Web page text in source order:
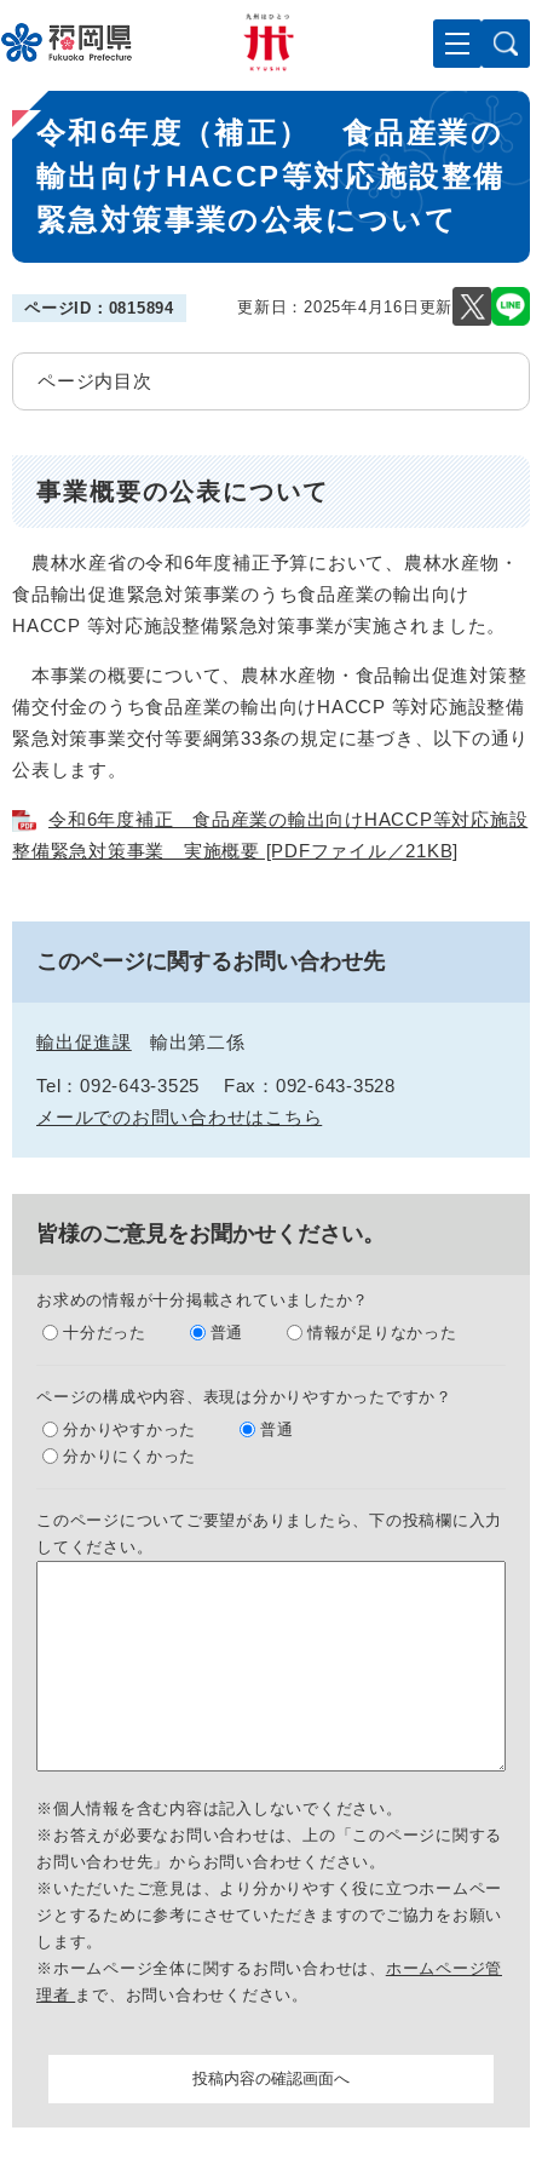
ー
ジ
先
頭
メニューを飛ばして本文へ
本
文
令和6年度（補正） 食品産業の
輸出向けHACCP等対応施設整備
緊急対策事業の公表について
ページID：0815894 更新日：2025年4月16日更新
ページ内目次
事業概要の公表について
農林水産省の令和6年度補正予算において、農林水産物・
食品輸出促進緊急対策事業のうち食品産業の輸出向け
HACCP 等対応施設整備緊急対策事業が実施されました。
本事業の概要について、農林水産物・食品輸出促進対策整
備交付金のうち食品産業の輸出向けHACCP 等対応施設整備
緊急対策事業交付等要綱第33条の規定に基づき、以下の通り
公表します。
令和6年度補正 食品産業の輸出向けHACCP等対応施設
整備緊急対策事業 実施概要 [PDFファイル／21KB]
このページに関するお問い合わせ先
輸出促進課 輸出第二係
Tel：092-643-3525
Fax：092-643-3528
メールでのお問い合わせはこちら
皆様のご意見をお聞かせください。
お求めの情報が十分掲載されていましたか？
十分だった
普通 情報が足りなかった
ページの構成や内容、表現は分かりやすかったですか？
分かりやすかった
普通
分かりにくかった
このページについてご要望がありましたら、下の投稿欄に入力
してください。
※個人情報を含む内容は記入しないでください。
※お答えが必要なお問い合わせは、上の「このページに関する
お問い合わせ先」からお問い合わせください。
※いただいたご意見は、より分かりやすく役に立つホームペー
ジとするために参考にさせていただきますのでご協力をお願い
します。
※ホームページ全体に関するお問い合わせは、 ホームページ管
理者 まで、お問い合わせください。